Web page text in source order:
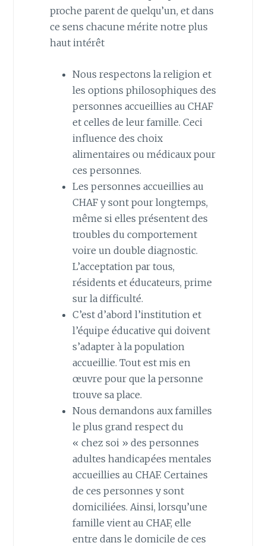
proche parent de quelqu’un, et dans
ce sens chacune mérite notre plus
haut intérêt
Nous respectons la religion et
les options philosophiques des
personnes accueillies au CHAF
et celles de leur famille. Ceci
influence des choix
alimentaires ou médicaux pour
ces personnes.
Les personnes accueillies au
CHAF y sont pour longtemps,
même si elles présentent des
troubles du comportement
voire un double diagnostic.
L’acceptation par tous,
résidents et éducateurs, prime
sur la difficulté.
C’est d’abord l’institution et
l’équipe éducative qui doivent
s’adapter à la population
accueillie. Tout est mis en
œuvre pour que la personne
trouve sa place.
Nous demandons aux familles
le plus grand respect du
« chez soi » des personnes
adultes handicapées mentales
accueillies au CHAF. Certaines
de ces personnes y sont
domiciliées. Ainsi, lorsqu’une
famille vient au CHAF, elle
entre dans le domicile de ces